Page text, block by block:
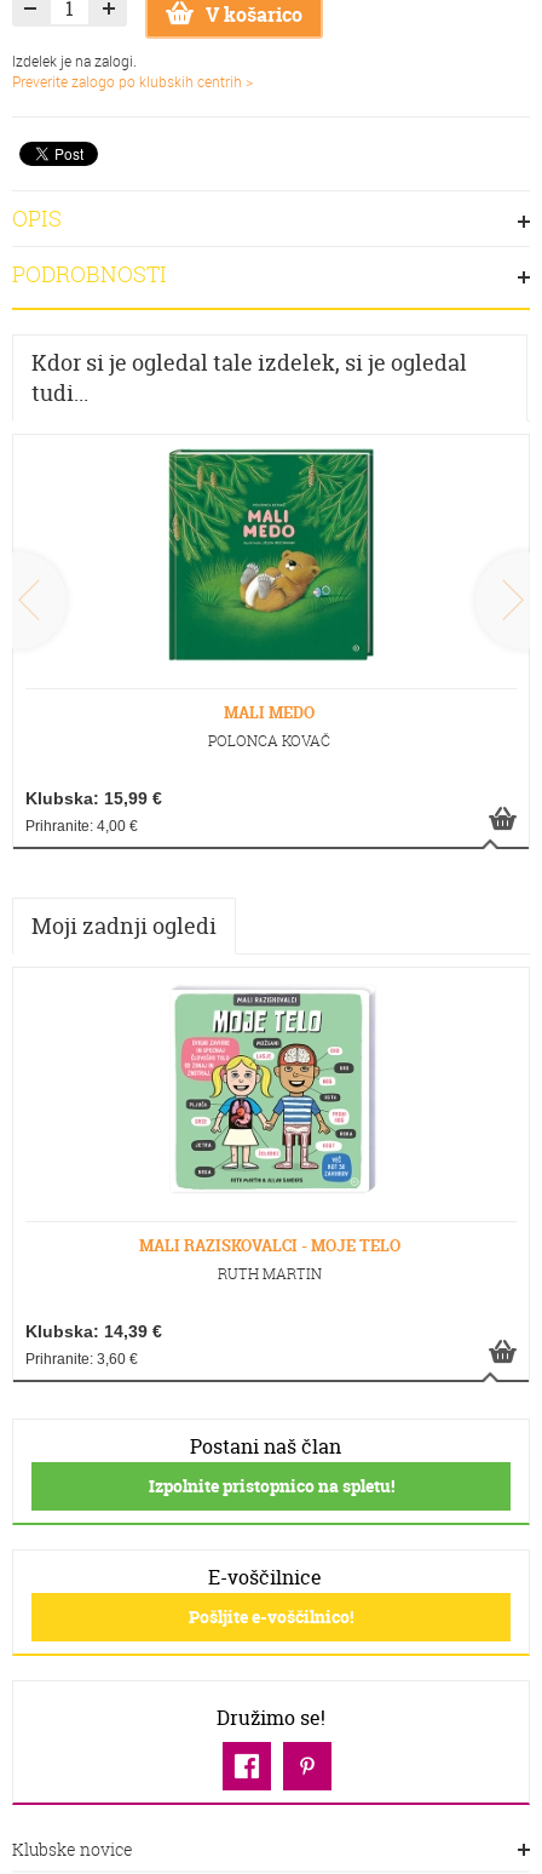
V košarico
Izdelek je na zalogi.
Preverite zalogo po klubskih centrih >
OPIS
PODROBNOSTI
Kdor si je ogledal tale izdelek, si je ogledal
tudi...
MALI MEDO
POLONCA KOVAČ
Klubska: 15,99 €
Prihranite: 4,00 €
Moji zadnji ogledi
MALI RAZISKOVALCI - MOJE TELO
RUTH MARTIN
Klubska: 14,39 €
Prihranite: 3,60 €
Postani naš član
Izpolnite pristopnico na spletu!
E-voščilnice
Pošljite e-voščilnico!
Družimo se!
Klubske novice